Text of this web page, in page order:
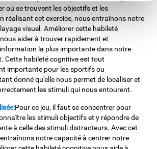
où se trouvent les objectifs et les
réalisant cet exercice, nous entraînons notre
visuel. Améliorer cette habileté
aider à trouver rapidement et
la plus importante dans notre
Cette habileté cognitive est tout
importante pour les sportifs ou
donné qu'elle nous permet de localiser et
les stimuli qui nous entourent.
Pour ce jeu, il faut se concentrer pour
les stimuli objectifs et y répondre de
à celle des stimuli distracteurs. Avec cet
notre capacité à centrer notre